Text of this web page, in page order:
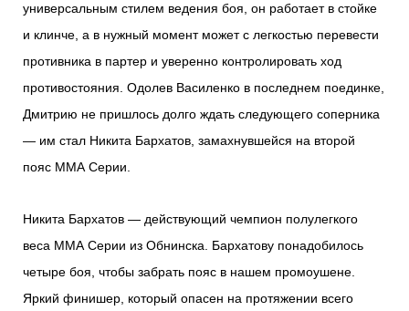
универсальным стилем ведения боя, он работает в стойке
и клинче, а в нужный момент может с легкостью перевести
противника в партер и уверенно контролировать ход
противостояния. Одолев Василенко в последнем поединке,
Дмитрию не пришлось долго ждать следующего соперника
— им стал Никита Бархатов, замахнувшейся на второй
пояс ММА Серии.
Никита Бархатов — действующий чемпион полулегкого
веса ММА Серии из Обнинска. Бархатову понадобилось
четыре боя, чтобы забрать пояс в нашем промоушене.
Яркий финишер, который опасен на протяжении всего